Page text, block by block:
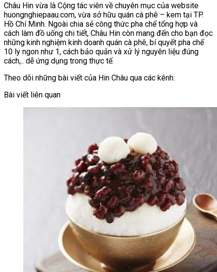
Châu Hin vừa là Cộng tác viên về chuyên mục của website
huongnghiepaau.com, vừa sở hữu quán cà phê – kem tại TP.
Hồ Chí Minh. Ngoài chia sẻ công thức pha chế tổng hợp và
cách làm đồ uống chi tiết, Châu Hin còn mang đến cho bạn đọc
những kinh nghiệm kinh doanh quán cà phê, bí quyết pha chế
10 ly ngon như 1, cách bảo quản và xử lý nguyên liệu đúng
cách,.. dễ ứng dụng trong thực tế.
Theo dõi những bài viết của Hin Châu qua các kênh:
Bài viết liên quan